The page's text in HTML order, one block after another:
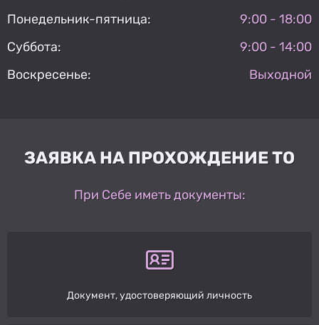
Понедельник-пятница:
9:00 - 18:00
Суббота:
9:00 - 14:00
Воскресенье:
Выходной
ЗАЯВКА НА ПРОХОЖДЕНИЕ ТО
При Себе иметь документы:
Документ, удостоверяющий личность